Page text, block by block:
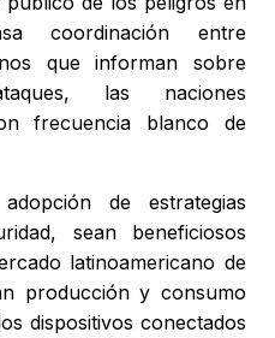
coordinación entre
que informan sobre
las naciones
frecuencia blanco de
de estrategias
sean beneficiosos
latinoamericano de
producción y consumo
dispositivos conectados